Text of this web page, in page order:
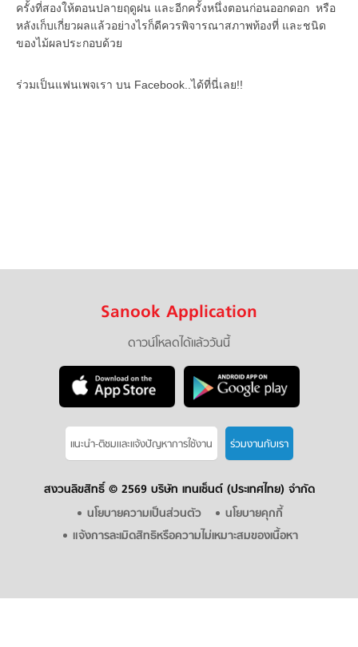
ครั้งที่สองให้ตอนปลายฤดูฝน และอีกครั้งหนึ่งตอนก่อนออกดอก หรือ
หลังเก็บเกี่ยวผลแล้วอย่างไรก็ดีควรพิจารณาสภาพท้องที่ และชนิด
ของไม้ผลประกอบด้วย
ร่วมเป็นแฟนเพจเรา บน Facebook..ได้ที่นี่เลย!!
Sanook Application
ดาวน์โหลดได้แล้ววันนี้
แนะนำ-ติชมเเละแจ้งปัญหาการใช้งาน ร่วมงานกับเรา
สงวนลิขสิทธิ์ © 2569 บริษัท เทนเซ็นต์ (ประเทศไทย) จำกัด
นโยบายความเป็นส่วนตัว
นโยบายคุกกี้
แจ้งการละเมิดสิทธิหรือความไม่เหมาะสมของเนื้อหา